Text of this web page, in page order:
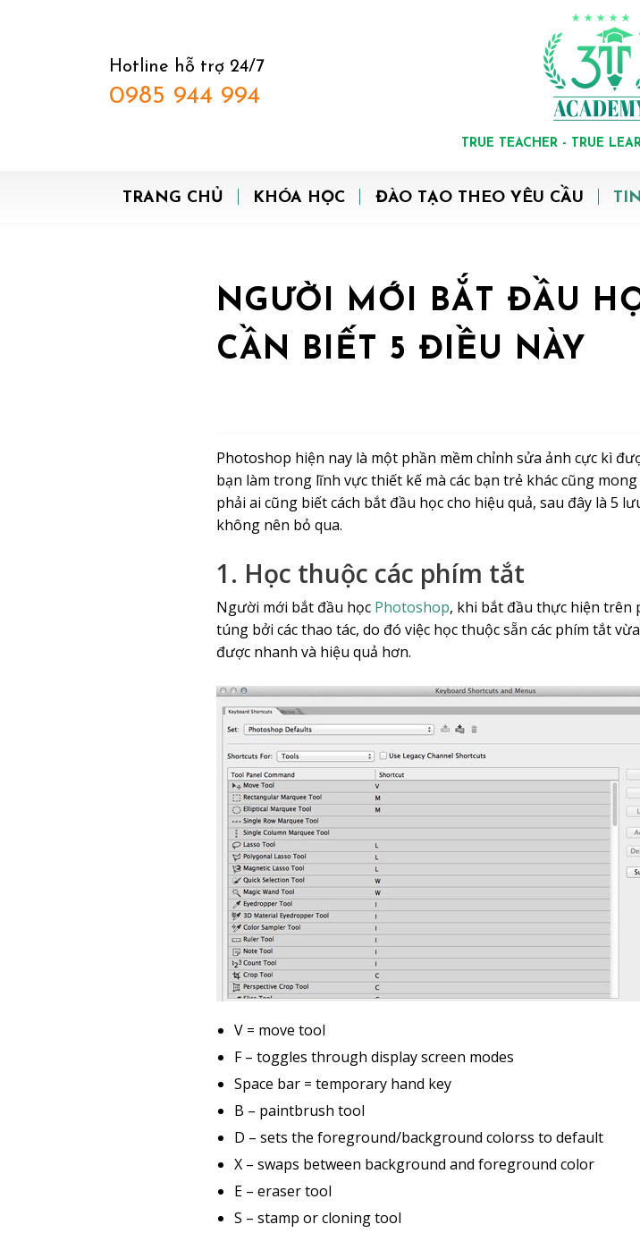
Hotline hỗ trợ 24/7
0985 944 994
TRUE TEACHER - TRUE
TRANG CHỦ KHÓA HỌC ĐÀO TẠO THEO YÊU CẦU
NGƯỜI MỚI BẮT ĐẦU
CẦN BIẾT 5 ĐIỀU NÀY
Photoshop hiện nay là một phần mềm chỉnh sửa ảnh cực kì
bạn làm trong lĩnh vực thiết kế mà các bạn trẻ khác cũng
phải ai cũng biết cách bắt đầu học cho hiệu quả, sau đây là 5
không nên bỏ qua.
1. Học thuộc các phím tắt
Người mới bắt đầu học Photoshop, khi bắt đầu thực hiện
túng bởi các thao tác, do đó việc học thuộc sẵn các phím tắt
được nhanh và hiệu quả hơn.
V = move tool
F – toggles through display screen modes
Space bar = temporary hand key
B – paintbrush tool
D – sets the foreground/background colorss to default
X – swaps between background and foreground color
E – eraser tool
S – stamp or cloning tool